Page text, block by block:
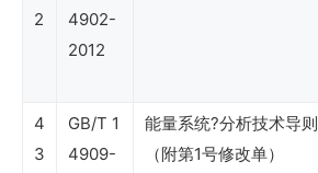
（劳
2
4902-
2012
4
3
GB/T 1
4909-
能量系统?分析技术导则
（附第1号修改单）